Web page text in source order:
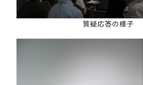
受講生専用ページ
質疑応答の様子